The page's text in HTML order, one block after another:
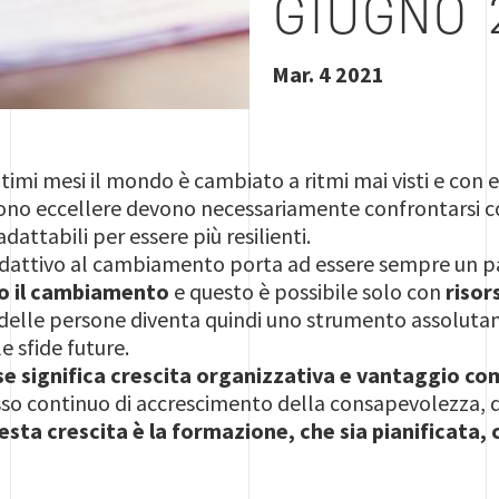
GIUGNO
Mar. 4 2021
mesi il mondo è cambiato a ritmi mai visti e con
eccellere devono necessariamente confrontarsi
per essere più resilienti.
al cambiamento porta ad essere sempre un
il cambiamento e questo è possibile solo con
persone diventa quindi uno strumento
sfide future.
significa crescita organizzativa e vantaggio
continuo di accrescimento della consapevolezza,
crescita è la formazione, che sia pianificata,